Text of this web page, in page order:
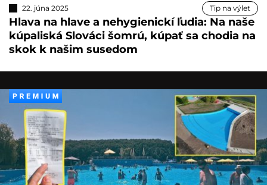
22. júna 2025 Tip na výlet
Hlava na hlave a nehygienickí ľudia: Na naše
kúpaliská Slováci šomrú, kúpať sa chodia na
skok k našim susedom